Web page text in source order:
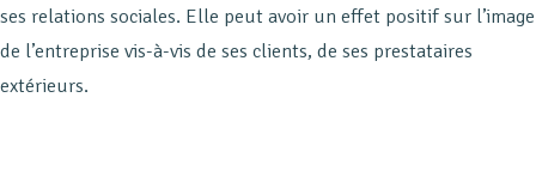
ses relations sociales. Elle peut avoir un effet positif sur l’image
de l’entreprise vis-à-vis de ses clients, de ses prestataires
extérieurs.